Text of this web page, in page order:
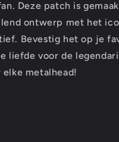
Deze patch is
ontwerp met het
Bevestig het op je
liefde voor de
metalhead!